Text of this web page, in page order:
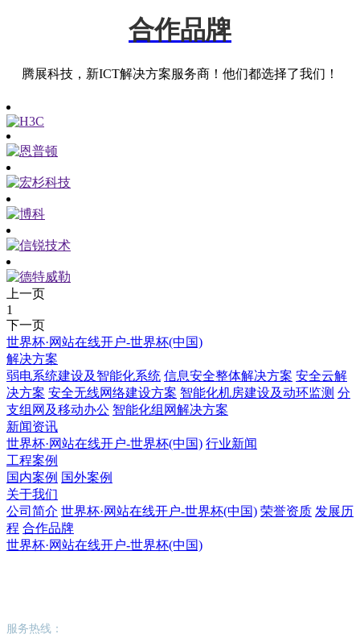
合作品牌
腾展科技，新ICT解决方案服务商！他们都选择了我们！
上一页
1
下一页
世界杯·网站在线开户-世界杯(中国)
解决方案
弱电系统建设及智能化系统 信息安全整体解决方案 安全云解
决方案 安全无线网络建设方案 智能化机房建设及动环监测 分
支组网及移动办公 智能化组网解决方案
新闻资讯
世界杯·网站在线开户-世界杯(中国) 行业新闻
工程案例
国内案例 国外案例
关于我们
公司简介 世界杯·网站在线开户-世界杯(中国) 荣誉资质 发展历
程 合作品牌
世界杯·网站在线开户-世界杯(中国)
服务热线：